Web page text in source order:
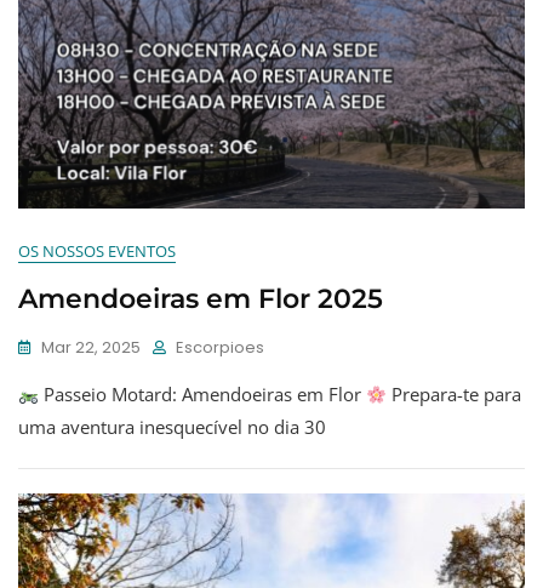
OS NOSSOS EVENTOS
Amendoeiras em Flor 2025
Mar 22, 2025 Escorpioes
Passeio Motard: Amendoeiras em Flor
Prepara-te para
uma aventura inesquecível no dia 30